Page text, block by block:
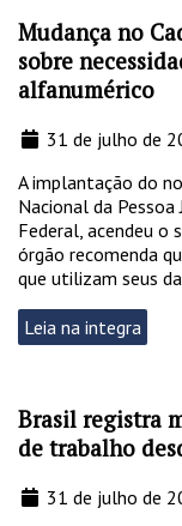
Mudança no
sobre
alfanumérico
31 de julho de
A implantação do
Nacional da Pessoa
Federal, acendeu o
órgão recomenda
que utilizam seus
Leia na integra
Brasil registra
de trabalho
31 de julho de